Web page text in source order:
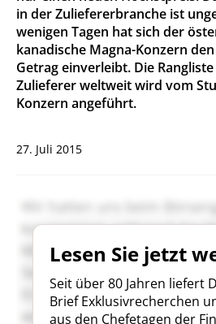
in der Zuliefererbranche ist
wenigen Tagen hat sich der
kanadische Magna-Konzern
Getrag einverleibt. Die
Zulieferer weltweit wird vom
Konzern angeführt.
27. Juli 2015
Lesen Sie jetzt
Seit über 80 Jahren liefert
Brief Exklusivrecherchen
aus den Chefetagen der